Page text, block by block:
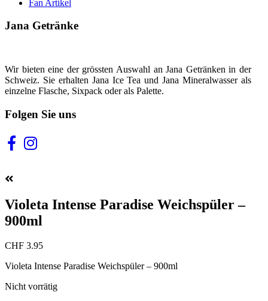
Fan Artikel
Jana Getränke
Wir bieten eine der grössten Auswahl an Jana Getränken in der
Schweiz. Sie erhalten Jana Ice Tea und Jana Mineralwasser als
einzelne Flasche, Sixpack oder als Palette.
Folgen Sie uns
Violeta Intense Paradise Weichspüler –
900ml
CHF 3.95
Violeta Intense Paradise Weichspüler – 900ml
Nicht vorrätig